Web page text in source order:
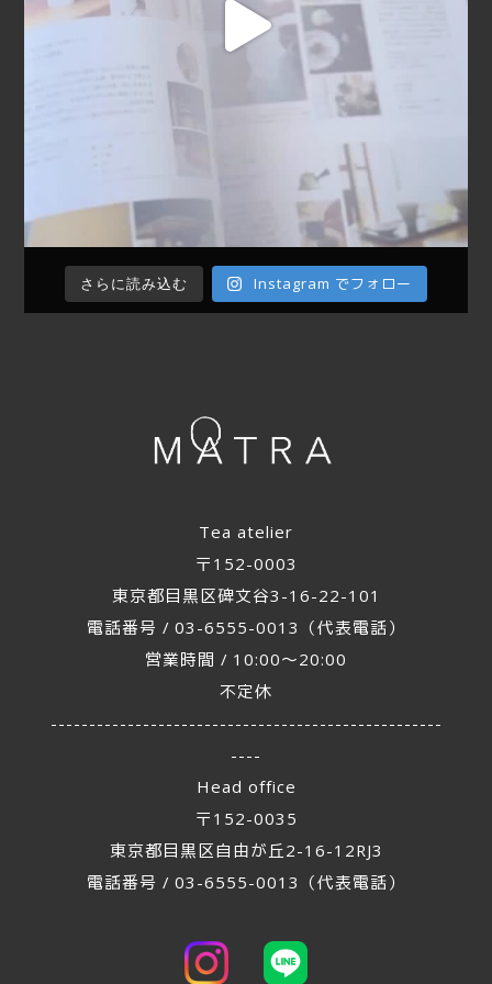
Tea atelier
〒152-0003
東京都目黒区碑文谷3-16-22-101
電話番号 / 03-6555-0013（代表電話）
営業時間 / 10:00～20:00
不定休
---------------------------------------------------
----
Head office
〒152-0035
東京都目黒区自由が丘2-16-12RJ3
電話番号 / 03-6555-0013（代表電話）
さらに読み込む Instagram でフォロー